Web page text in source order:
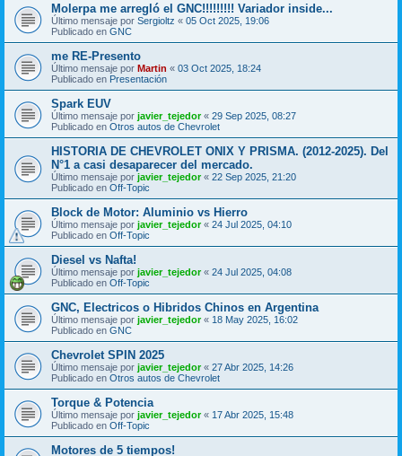
Molerpa me arregló el GNC!!!!!!!!! Variador inside...
Último mensaje por Sergioltz « 05 Oct 2025, 19:06
Publicado en GNC
me RE-Presento
Último mensaje por Martin « 03 Oct 2025, 18:24
Publicado en Presentación
Spark EUV
Último mensaje por javier_tejedor« 29 Sep 2025, 08:27
Publicado en Otros autos de Chevrolet
HISTORIA DE CHEVROLET ONIX Y PRISMA. (2012-2025). Del
N°1 a casi desaparecer del mercado.
Último mensaje por javier_tejedor« 22 Sep 2025, 21:20
Publicado en Off-Topic
Block de Motor: Aluminio vs Hierro
Último mensaje por javier_tejedor« 24 Jul 2025, 04:10
Publicado en Off-Topic
Diesel vs Nafta!
Último mensaje por javier_tejedor« 24 Jul 2025, 04:08
Publicado en Off-Topic
GNC, Electricos o Hibridos Chinos en Argentina
Último mensaje por javier_tejedor« 18 May 2025, 16:02
Publicado en GNC
Chevrolet SPIN 2025
Último mensaje por javier_tejedor« 27 Abr 2025, 14:26
Publicado en Otros autos de Chevrolet
Torque & Potencia
Último mensaje por javier_tejedor« 17 Abr 2025, 15:48
Publicado en Off-Topic
Motores de 5 tiempos!